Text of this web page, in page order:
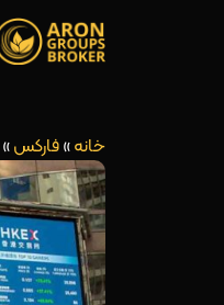
خانه»فارکس»